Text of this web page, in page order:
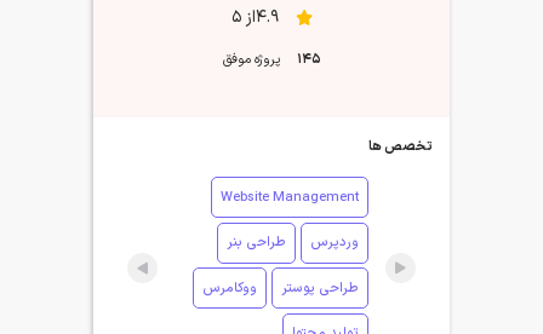
4.9از 5
145 پروژه موفق
تخصص ها
Website Management
وردپرس طراحی بنر
طراحی پوستر ووکامرس